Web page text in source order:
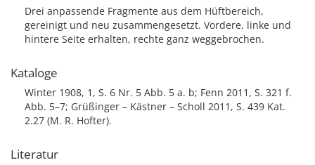
Drei anpassende Fragmente aus dem Hüftbereich,
gereinigt und neu zusammengesetzt. Vordere, linke und
hintere Seite erhalten, rechte ganz weggebrochen.
Kataloge
Winter 1908, 1, S. 6 Nr. 5 Abb. 5 a. b; Fenn 2011, S. 321 f.
Abb. 5–7; Grüßinger – Kästner – Scholl 2011, S. 439 Kat.
2.27 (M. R. Hofter).
Literatur